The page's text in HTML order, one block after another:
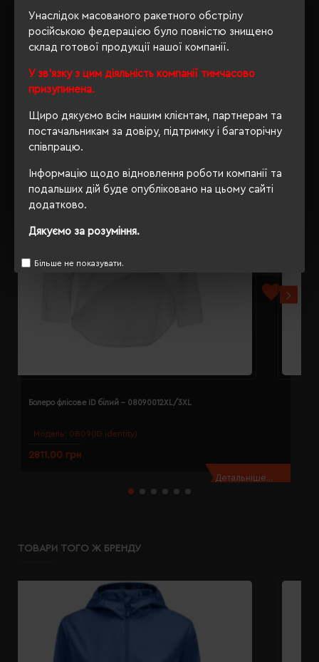
Унаслідок масованого ракетного обстрілу
російською федерацією було повністю знищено
склад готової продукції нашої компанії.
У зв'язку з цим діяльність компанії тимчасово
призупинена.
Щиро дякуємо всім нашим клієнтам, партнерам та
постачальникам за довіру, підтримку і багаторічну
співпрацю.
Інформацію щодо відновлення роботи компанії та
подальших дій буде опубліковано на цьому сайті
додатково.
Дякуємо за розуміння.
Більше не показувати.
ВІДГУКИ
РЕКОМЕНДУЄМО
Модель: 0809(ID identity)
Болеро флісове ID білий - 08090012XL/3XL
2811.00 грн
Детальніше...
ТОВАРИ ТОГО Ж БРЕНДУ